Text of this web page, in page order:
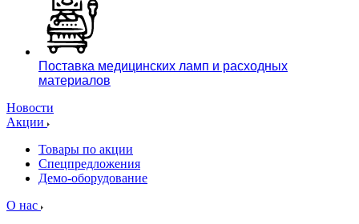
Поставка медицинских ламп и расходных
материалов
Новости
Акции
Товары по акции
Спецпредложения
Демо-оборудование
О нас